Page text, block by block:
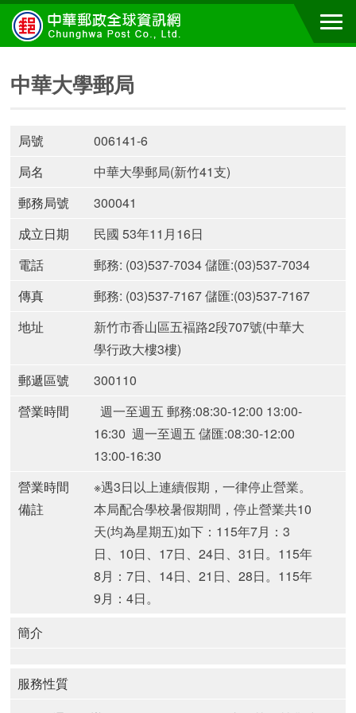
中華大學郵局
局號
006141-6
局名
中華大學郵局(新竹41支)
郵務局號
300041
成立日期
民國 53年11月16日
電話
郵務: (03)537-7034 儲匯:(03)537-7034
傳真
郵務: (03)537-7167 儲匯:(03)537-7167
地址
新竹市香山區五褔路2段707號(中華大
學行政大樓3樓)
郵遞區號
300110
營業時間
週一至週五 郵務:08:30-12:00 13:00-
16:30 週一至週五 儲匯:08:30-12:00
13:00-16:30
營業時間
備註
※遇3日以上連續假期，一律停止營業。
本局配合學校暑假期間，停止營業共10
天(均為星期五)如下： 115年7月：3
日、10日、17日、24日、31日。 115年
8月：7日、14日、21日、28日。 115年
9月：4日。
簡介
服務性質